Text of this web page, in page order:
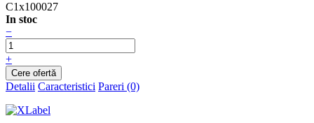
C1x100027
In stoc
−
+
Detalii Caracteristici Pareri (0)